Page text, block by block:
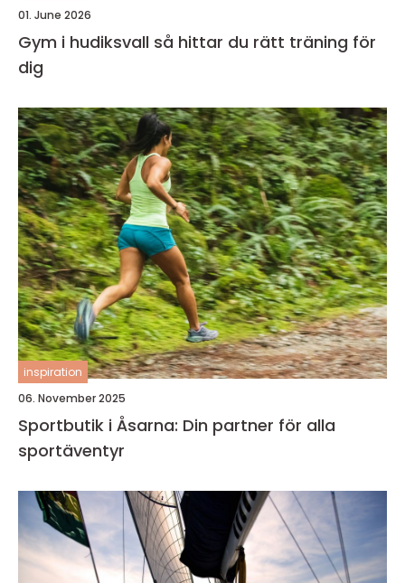
01. June 2026
Gym i hudiksvall så hittar du rätt träning för
dig
inspiration
06. November 2025
Sportbutik i Åsarna: Din partner för alla
sportäventyr